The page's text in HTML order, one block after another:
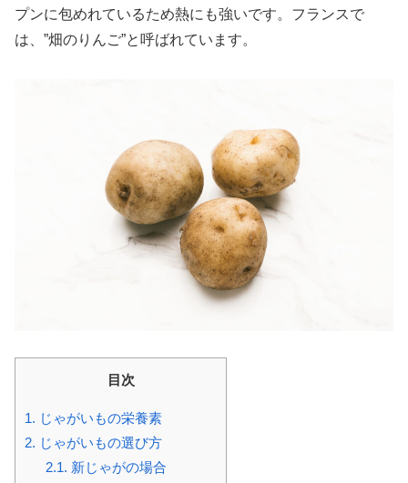
プンに包めれているため熱にも強いです。フランスで
は、”畑のりんご”と呼ばれています。
目次
1. じゃがいもの栄養素
2. じゃがいもの選び方
2.1. 新じゃがの場合